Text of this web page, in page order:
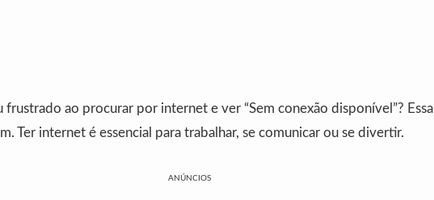
frustrado ao procurar por internet e ver “Sem conexão disponível”? Essa
Ter internet é essencial para trabalhar, se comunicar ou se divertir.
ANÚNCIOS